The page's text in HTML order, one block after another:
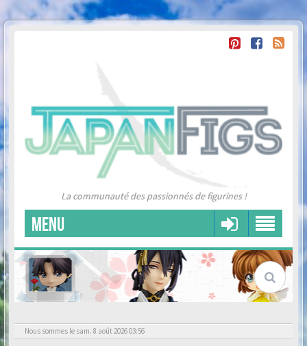
La communauté des passionnés de figurines !
MENU
Nous sommes le sam. 8 août 2026 03:56